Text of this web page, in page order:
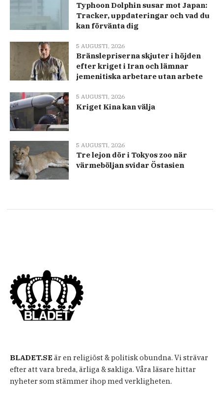
Typhoon Dolphin susar mot Japan:
Tracker, uppdateringar och vad du
kan förvänta dig
5 AUGUSTI, 2026
Bränslepriserna skjuter i höjden
efter kriget i Iran och lämnar
jemenitiska arbetare utan arbete
5 AUGUSTI, 2026
Kriget Kina kan välja
5 AUGUSTI, 2026
Tre lejon dör i Tokyos zoo när
värmeböljan svidar Östasien
BLADET.SE är en religiöst & politisk obundna. Vi strävar
efter att vara breda, ärliga & sakliga. Våra läsare hittar
nyheter som stämmer ihop med verkligheten.